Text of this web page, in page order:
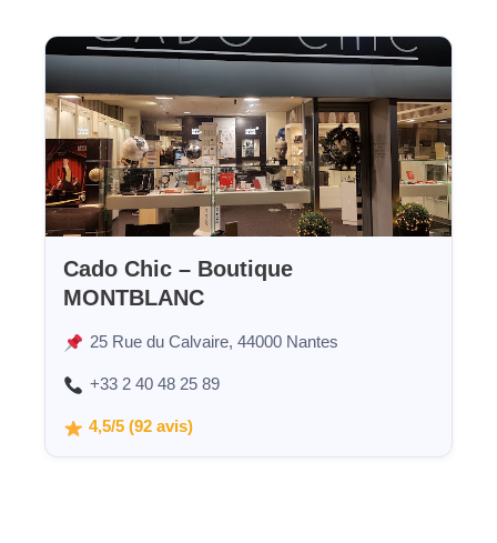
Cado Chic – Boutique
MONTBLANC
25 Rue du Calvaire, 44000 Nantes
+33 2 40 48 25 89
4,5/5 (92 avis)